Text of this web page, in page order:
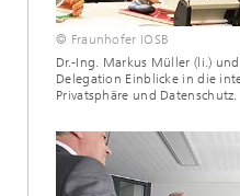
© Fraunhofer IOSB
Dr.-Ing. Markus Müller (li.)
Delegation Einblicke in die
Privatsphäre und Datenschutz.